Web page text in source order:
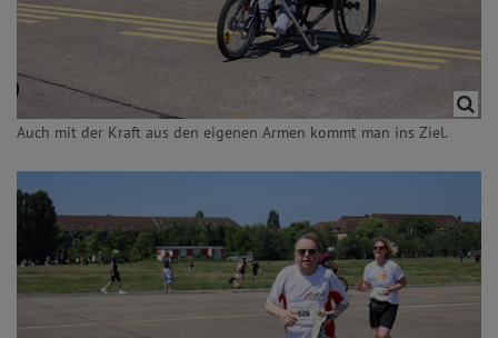
Auch mit der Kraft aus den eigenen Armen kommt man ins Ziel.